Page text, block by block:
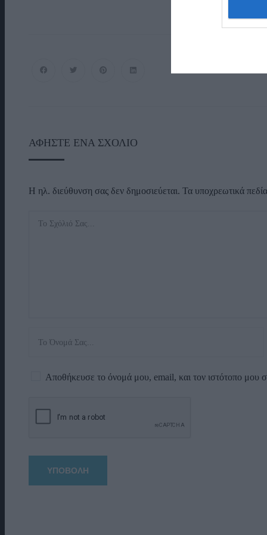
ΑΦΉΣΤΕ ΈΝΑ ΣΧΌΛΙΟ
Η ηλ. διεύθυνση σας δεν δημοσιεύεται. Τα υποχρεωτικά
Αποθήκευσε το όνομά μου, email, και τον ιστότοπο μου